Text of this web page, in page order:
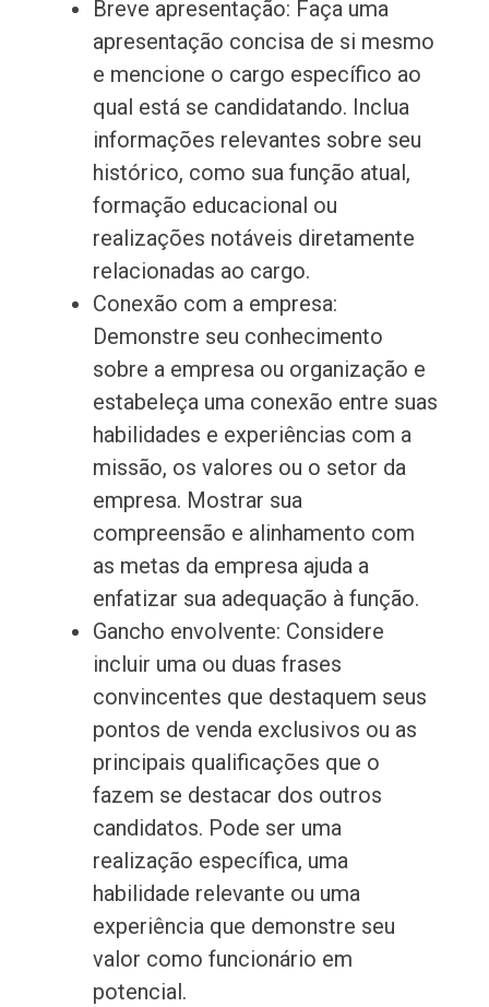
Breve apresentação: Faça uma
apresentação concisa de si mesmo
e mencione o cargo específico ao
qual está se candidatando. Inclua
informações relevantes sobre seu
histórico, como sua função atual,
formação educacional ou
realizações notáveis diretamente
relacionadas ao cargo.
Conexão com a empresa:
Demonstre seu conhecimento
sobre a empresa ou organização e
estabeleça uma conexão entre suas
habilidades e experiências com a
missão, os valores ou o setor da
empresa. Mostrar sua
compreensão e alinhamento com
as metas da empresa ajuda a
enfatizar sua adequação à função.
Gancho envolvente: Considere
incluir uma ou duas frases
convincentes que destaquem seus
pontos de venda exclusivos ou as
principais qualificações que o
fazem se destacar dos outros
candidatos. Pode ser uma
realização específica, uma
habilidade relevante ou uma
experiência que demonstre seu
valor como funcionário em
potencial.